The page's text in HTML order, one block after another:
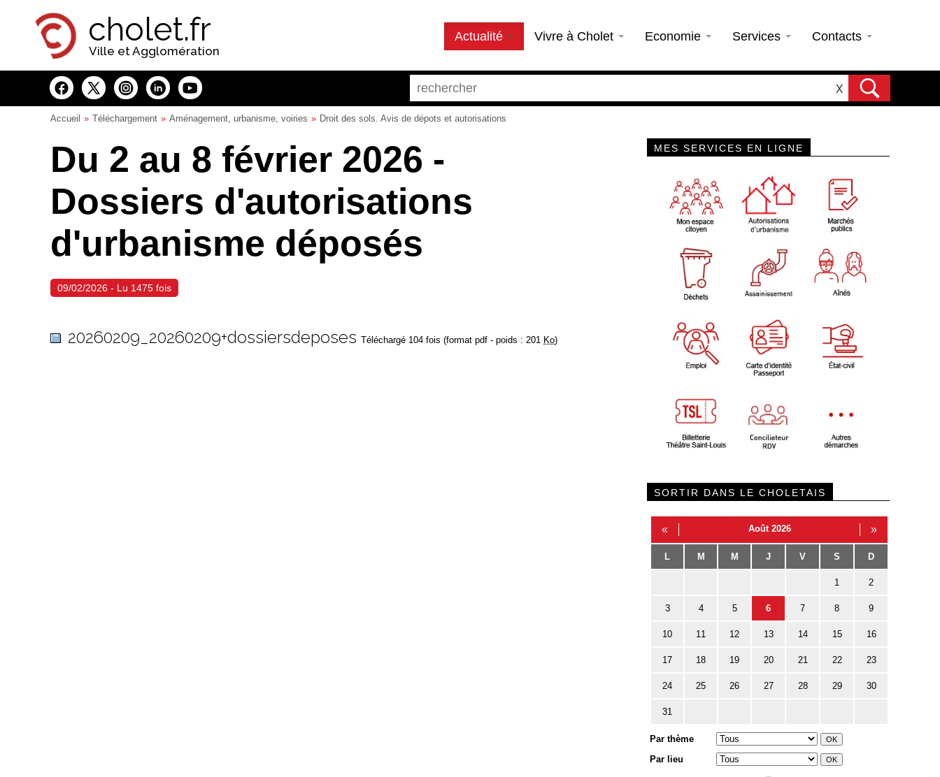
cholet.fr
Ville et Agglomération
Actualité Vivre à Cholet Economie Services Contacts
X
Accueil Téléchargement Aménagement, urbanisme, voiries Droit des sols. Avis de dépots et autorisations
Du 2 au 8 février 2026 -
Dossiers d'autorisations
d'urbanisme déposés
09/02/2026 - Lu 1475 fois
20260209_20260209+dossiersdeposes Téléchargé 104 fois (format pdf - poids : 201 Ko)
MES SERVICES EN LIGNE
SORTIR DANS LE CHOLETAIS
« Août 2026 »
L M M J V S D
1 2
3 4 5 6 7 8 9
10 11 12 13 14 15 16
17 18 19 20 21 22 23
24 25 26 27 28 29 30
31
Par thème
Par lieu